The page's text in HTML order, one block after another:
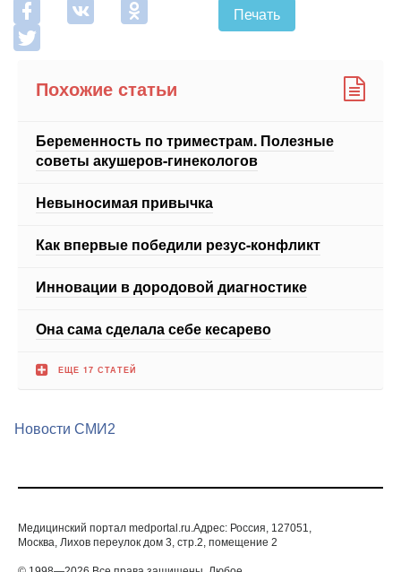
Похожие статьи
Беременность по триместрам. Полезные
Невыносимая привычка
Она сама сделала себе кесарево
Новости СМИ2
Москва, Лихов переулок дом 3, стр.2, помещение 2
использование материалов допускается только с
письменногосогласия редакции.